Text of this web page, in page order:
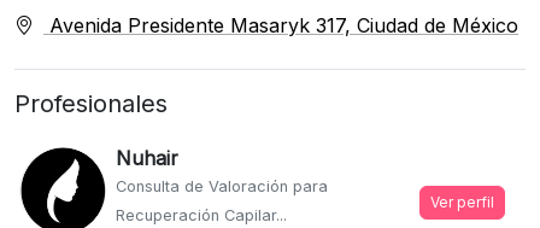
Avenida Presidente Masaryk 317, Ciudad de México
Profesionales
Nuhair
Consulta de Valoración para
Recuperación Capilar...
Ver perfil